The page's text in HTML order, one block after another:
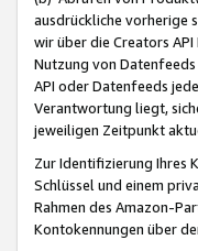
ausdrückliche vorherige
wir über die Creators
Nutzung von Datenfeeds
API oder Datenfeeds
Verantwortung liegt,
jeweiligen Zeitpunkt
Zur Identifizierung Ihres
Schlüssel und einem
Rahmen des Amazon-
Kontokennungen über